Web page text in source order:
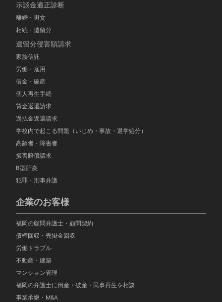
示談金適正診断
離婚・男女
相続・遺留分
遺留分侵害額請求
家族信託
労働・雇用
借金・破産
個人再生手続
貸金返還請求
過払金返還請求
学校内で起こる問題（いじめ・事故・退学処分）
高齢者・障害者
損害賠償請求
B型肝炎
犯罪・刑事弁護
企業のお客様
福岡の顧問弁護士・顧問契約
債権回収・売掛金回収
労働トラブル
不動産・建築
マンション管理
福岡の弁護士に倒産・破産・民事再生を相談
事業承継・M&A